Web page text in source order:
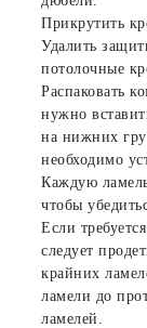
Прикрутить
Удалить
потолочные
Распаковать
нужно
на нижних
необходимо
Каждую
чтобы
Если
следует
крайних
ламели до
ламелей.